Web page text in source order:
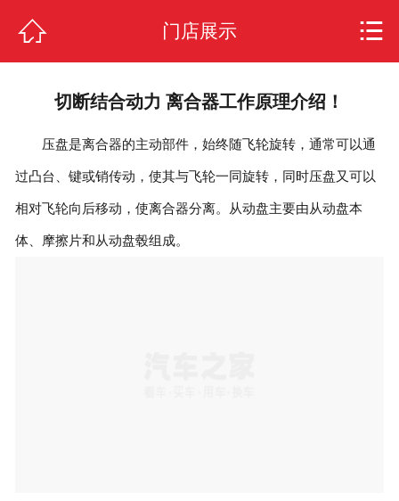
关于我们
公司动态
常见问题
 门店展示 
切断结合动力 离合器工作原理介绍！
压盘是离合器的主动部件，始终随飞轮旋转，通常可以通
过凸台、键或销传动，使其与飞轮一同旋转，同时压盘又可以
相对飞轮向后移动，使离合器分离。从动盘主要由从动盘本
体、摩擦片和从动盘毂组成。